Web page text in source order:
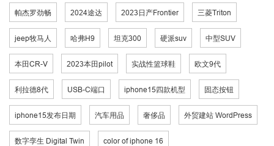
帕杰罗劲畅 2024途达 2023日产Frontier 三菱Triton
jeep牧马人 哈弗H9 坦克300 硬派suv 中型SUV
本田CR-V 2023本田pilot 实战性篮球鞋 欧文9代
利拉德8代 USB-C端口 iphone15四款机型 固态按钮
iphone15发布日期 汽车用品 奢侈品 外贸建站 WordPress
数字孪生 Digital Twin color of iphone 16